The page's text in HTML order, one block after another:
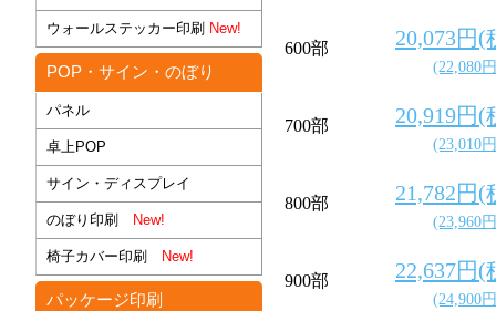
600部 20,073円(
(22,080
700部 20,919円(
(23,010
800部 21,782円(
(23,960
900部 22,637円(
(24,900
ウォールステッカー印刷 New!
POP・サイン・のぼり
パネル
卓上POP
サイン・ディスプレイ
のぼり印刷 New!
椅子カバー印刷 New!
パッケージ印刷